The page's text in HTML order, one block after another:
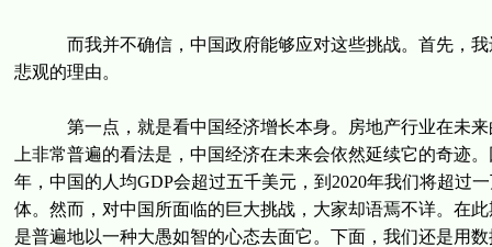
而我并不确信，中国政府能够应对这些挑战。首先，我
悲观的理由。
第一点，就是看中国经济增长本身。房地产行业在未来
上非常普遍的看法是，中国经济在未来会依然延续它的奇迹
年，中国的人均GDP会超过五千美元，到2020年我们将超过
体。然而，对中国所面临的巨大挑战，大家却语焉不详。在
是普遍地以一种大愚如智的心态去面它。下面，我们还是用